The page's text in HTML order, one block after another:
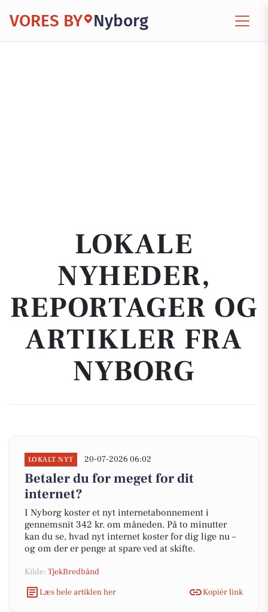
VORES BY Nyborg
LOKALE
NYHEDER,
REPORTAGER OG
ARTIKLER FRA
NYBORG
LOKALT NYT 20-07-2026 06:02
Betaler du for meget for dit
internet?
I Nyborg koster et nyt internetabonnement i
gennemsnit 342 kr. om måneden. På to minutter
kan du se, hvad nyt internet koster for dig lige nu –
og om der er penge at spare ved at skifte.
Kilde: TjekBredbånd
Læs hele artiklen her
Kopiér link